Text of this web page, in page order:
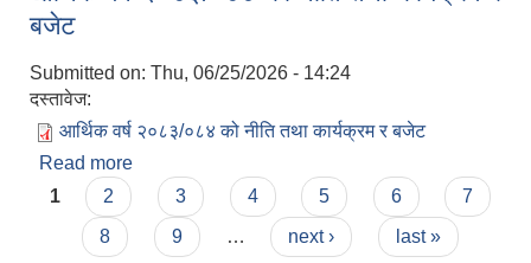
बजेट
Submitted on: Thu, 06/25/2026 - 14:24
दस्तावेज:
आर्थिक वर्ष २०८३/०८४ को नीति तथा कार्यक्रम र बजेट
Read more
बजेट
Pages
1 2 3 4 5 6
7
8
9 … next › last »